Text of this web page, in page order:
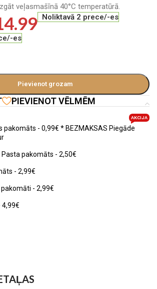
veļasmašīnā 40°C temperatūrā.
Noliktavā 2 prece/-es
es
Pievienot grozam
PIEVIENOT VĒLMĒM
pakomāts - 0,99€ * BEZMAKSAS Piegāde
AKCIJA
Pasta pakomāts - 2,50€
- 2,99€
- 2,99€
4,99€